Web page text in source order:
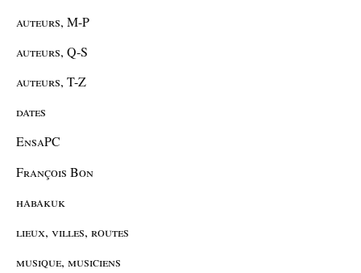
auteurs, M-P
auteurs, Q-S
auteurs, T-Z
dates
EnsaPC
François Bon
habakuk
lieux, villes, routes
musique, musiciens